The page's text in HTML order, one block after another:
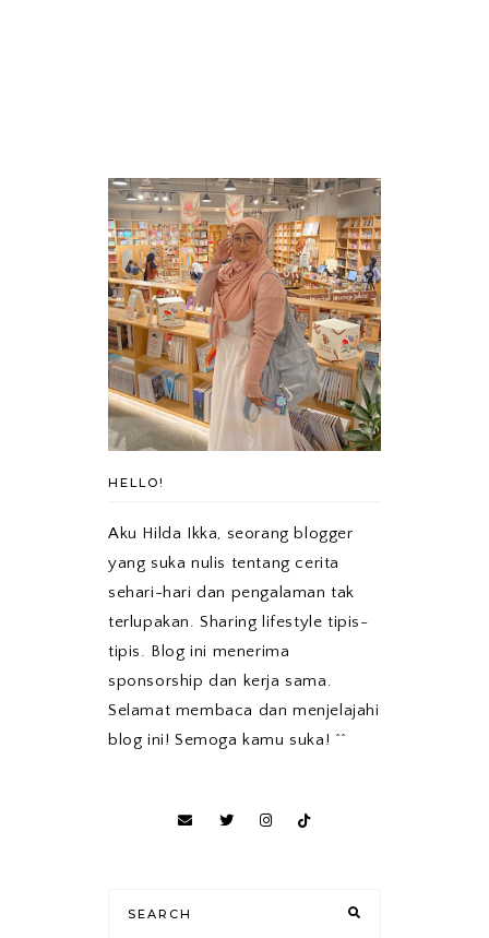
HELLO!
Aku Hilda Ikka, seorang blogger
yang suka nulis tentang cerita
sehari-hari dan pengalaman tak
terlupakan. Sharing lifestyle tipis-
tipis. Blog ini menerima
sponsorship dan kerja sama.
Selamat membaca dan menjelajahi
blog ini! Semoga kamu suka! ^^